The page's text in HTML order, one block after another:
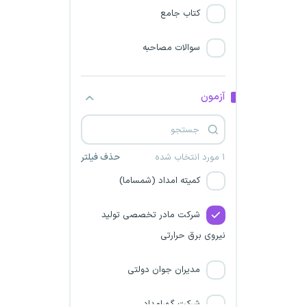
کتاب جامع
سوالات مصاحبه
آزمون
۱ مورد انتخاب شده حذف فیلتر
خدماتی آموزش و پرورش
10
رضوی
نسیم نشاط آور صبح فردا
کمیته امداد (شمساما)
شرکت مادر تخصصی تولید
نیروی برق حرارتی
مدیران جوان دولتی
شرکت گهرامداد